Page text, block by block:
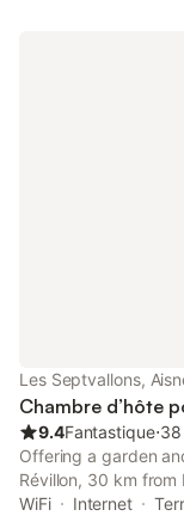
proposées. Les
jeux et des jeux de
Les Septvallons,
Chambre d’hôte
9.4Fantastique⋅38
Offering a garden
Révillon, 30 km
Schneiter Garden.
WiFi Internet